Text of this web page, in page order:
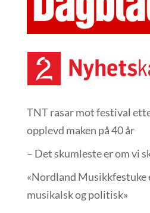
TNT rasar mot festival
opplevd maken på 40 år
– Det skumleste er om vi
«Nordland Musikkfest­uke
musikalsk og politisk»